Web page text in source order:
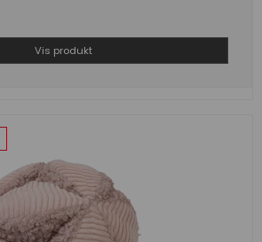
Vis produkt